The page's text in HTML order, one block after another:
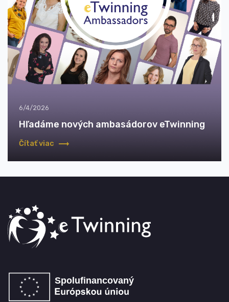
6/4/2026
Hľadáme nových ambasádorov eTwinning
Čítať viac